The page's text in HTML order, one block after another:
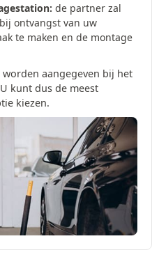
de partner zal
ontvangst van uw
te maken en de montage
aangegeven bij het
kunt dus de meest
kiezen.